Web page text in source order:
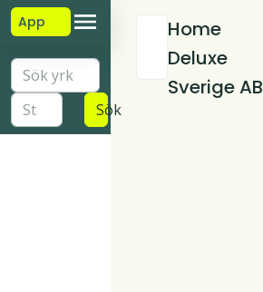
App
Sök
Home
Deluxe
Sverige AB